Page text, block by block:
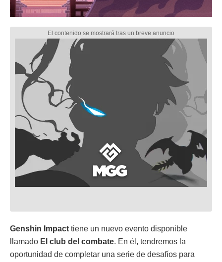
Genshin Impact tiene un nuevo evento disponible
llamado El club del combate. En él, tendremos la
oportunidad de completar una serie de desafíos para